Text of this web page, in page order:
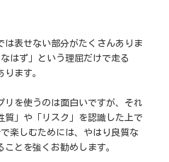
は表せない部分がたくさんありま
はず」という理屈だけで走る
ます。
リを使うのは面白いですが、それ
質」や「リスク」を認識した上で
楽しむためには、やはり良質な
とを強くお勧めします。